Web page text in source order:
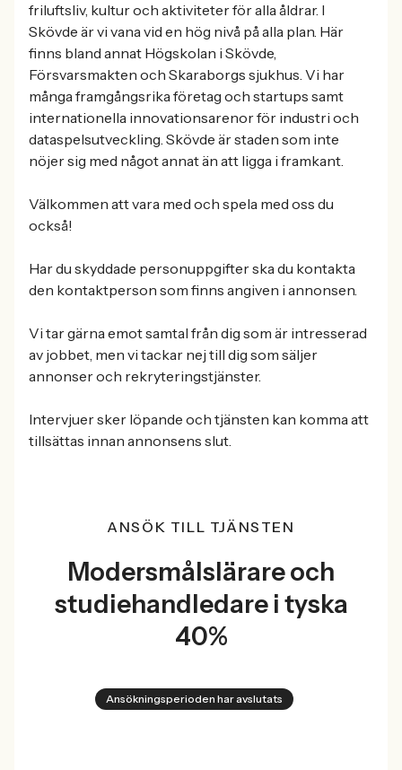
friluftsliv, kultur och aktiviteter för alla åldrar. I
Skövde är vi vana vid en hög nivå på alla plan. Här
finns bland annat Högskolan i Skövde,
Försvarsmakten och Skaraborgs sjukhus. Vi har
många framgångsrika företag och startups samt
internationella innovationsarenor för industri och
dataspelsutveckling. Skövde är staden som inte
nöjer sig med något annat än att ligga i framkant.
Välkommen att vara med och spela med oss du
också!
Har du skyddade personuppgifter ska du kontakta
den kontaktperson som finns angiven i annonsen.
Vi tar gärna emot samtal från dig som är intresserad
av jobbet, men vi tackar nej till dig som säljer
annonser och rekryteringstjänster.
Intervjuer sker löpande och tjänsten kan komma att
tillsättas innan annonsens slut.
ANSÖK TILL TJÄNSTEN
Modersmålslärare och
studiehandledare i tyska
40%
Ansökningsperioden har avslutats